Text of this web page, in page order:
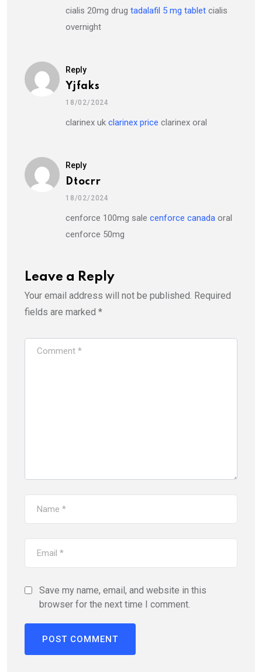
cialis 20mg drug tadalafil 5 mg tablet cialis
overnight
Reply
Yjfaks
18/02/2024
clarinex uk clarinex price clarinex oral
Reply
Dtocrr
18/02/2024
cenforce 100mg sale cenforce canada oral
cenforce 50mg
Leave a Reply
Your email address will not be published. Required
fields are marked *
Save my name, email, and website in this
browser for the next time I comment.